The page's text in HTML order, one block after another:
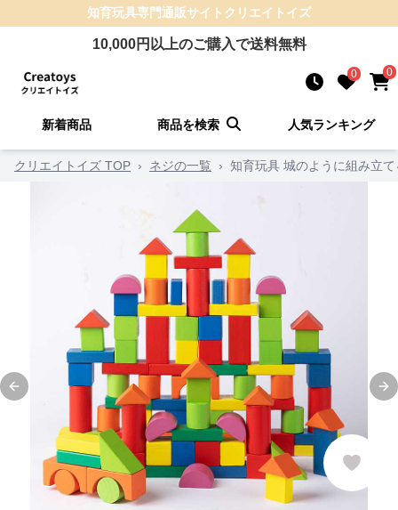
知育玩具専門通販サイト クリエイトイズ
10,000円以上のご購入で送料無料
0 0
新着商品 商品を検索 人気ランキング
クリエイトイズ TOP › ネジの一覧 › 知育玩具 城のように組み立
Previous slide